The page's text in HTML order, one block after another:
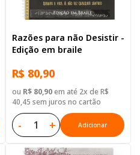
Razões para não Desistir -
Edição em braile
R$ 80,90
ou R$ 80,90em até 2x de R$
40,45 sem juros no cartão
- + Adicionar